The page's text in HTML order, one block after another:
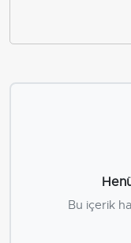
Bu içerik